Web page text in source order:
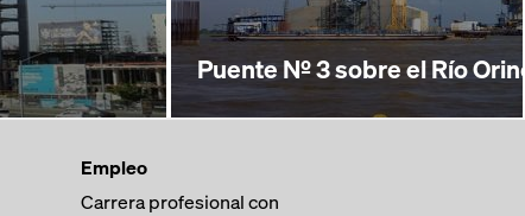
Puente Nº 3 sobre el Río
Empleo
Carrera profesional con